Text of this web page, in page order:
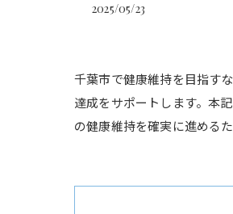
2025/05/23
千葉市で健康維持を目指す
達成をサポートします。本
の健康維持を確実に進める